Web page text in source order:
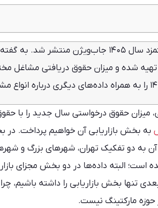
بازاریابی در سطوح مدیریتی کمی بیشتر از
بازاریابی و بازاریابی دیجیتال نسبت به سایر
گزارش حقوق و دستمزد سال ۱۴۰۵ جاب‌ویژن
میزان حقوق درخواستی سال جدید را با
آن به دو تفکیک تهران، شهرهای بزرگ و
البته داده‌ها در دو بخش مجزای
تنها بخش بازاریابی را داشته باشیم،
حوزه مارکتینگ نیست.